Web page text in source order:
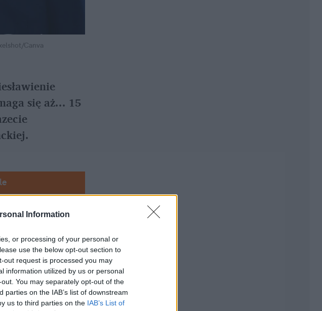
Information
or processing of your personal or
use the below opt-out section to
out request is processed you may
information utilized by us or personal
You may separately opt-out of the
on the IAB’s list of downstream
us to third parties on the IAB’s List of
Canva
się aż... 15
jego